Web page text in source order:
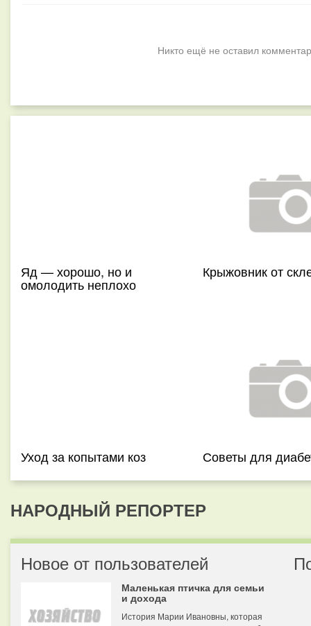
Никто ещё не оставил
Яд — хорошо, но и
омолодить неплохо
Крыжовник от
Уход за копытами коз Советы для
НАРОДНЫЙ РЕПОРТЕР
Новое от пользователей
Маленькая птичка для семьи
и дохода
История Марии Ивановны, которая